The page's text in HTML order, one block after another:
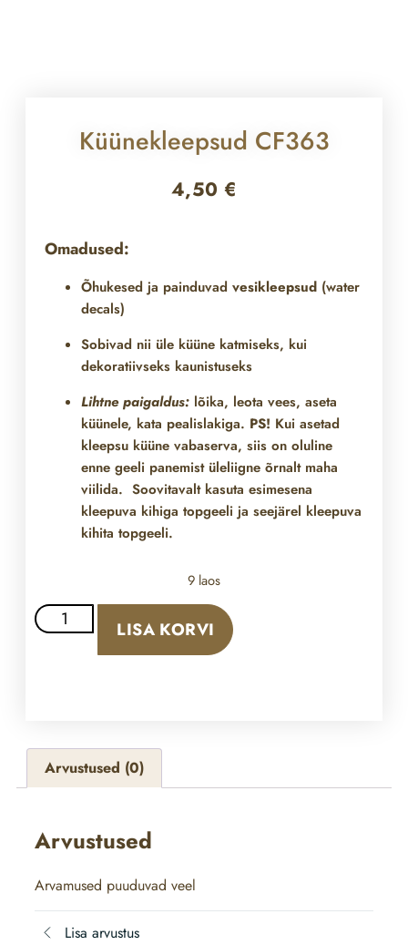
Küünekleepsud CF363
4,50 €
Omadused:
Õhukesed ja painduvadvesikleepsud (water
decals)
Sobivad nii üle küüne katmiseks, kui
dekoratiivseks kaunistuseks
Lihtne paigaldus: lõika, leota vees, aseta
küünele, kata pealislakiga. PS! Kui asetad
kleepsu küüne vabaserva, siis on oluline
enne geeli panemist üleliigne õrnalt maha
viilida. Soovitavalt kasuta esimesena
kleepuva kihiga topgeeli ja seejärel kleepuva
kihita topgeeli.
9 laos
LISA KORVI
Arvustused (0)
Arvustused
Arvamused puuduvad veel
Lisa arvustus